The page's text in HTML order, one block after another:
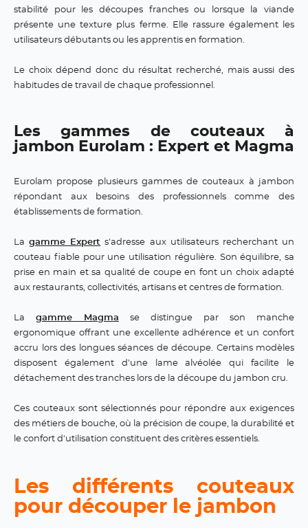
stabilité pour les découpes franches ou lorsque la viande
présente une texture plus ferme. Elle rassure également les
utilisateurs débutants ou les apprentis en formation.
Le choix dépend donc du résultat recherché, mais aussi des
habitudes de travail de chaque professionnel.
Les gammes de couteaux à
jambon Eurolam : Expert et Magma
Eurolam propose plusieurs gammes de couteaux à jambon
répondant aux besoins des professionnels comme des
établissements de formation.
Lagamme Expert s'adresse aux utilisateurs recherchant un
couteau fiable pour une utilisation régulière. Son équilibre, sa
prise en main et sa qualité de coupe en font un choix adapté
aux restaurants, collectivités, artisans et centres de formation.
La gamme Magma se distingue par son manche
ergonomique offrant une excellente adhérence et un confort
accru lors des longues séances de découpe. Certains modèles
disposent également d'une lame alvéolée qui facilite le
détachement des tranches lors de la découpe du jambon cru.
Ces couteaux sont sélectionnés pour répondre aux exigences
des métiers de bouche, où la précision de coupe, la durabilité et
le confort d'utilisation constituent des critères essentiels.
Les différents couteaux
pour découper le jambon